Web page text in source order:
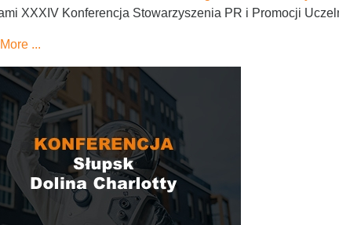
XXXIV Konferencja Stowarzyszenia PR i Promocji
...